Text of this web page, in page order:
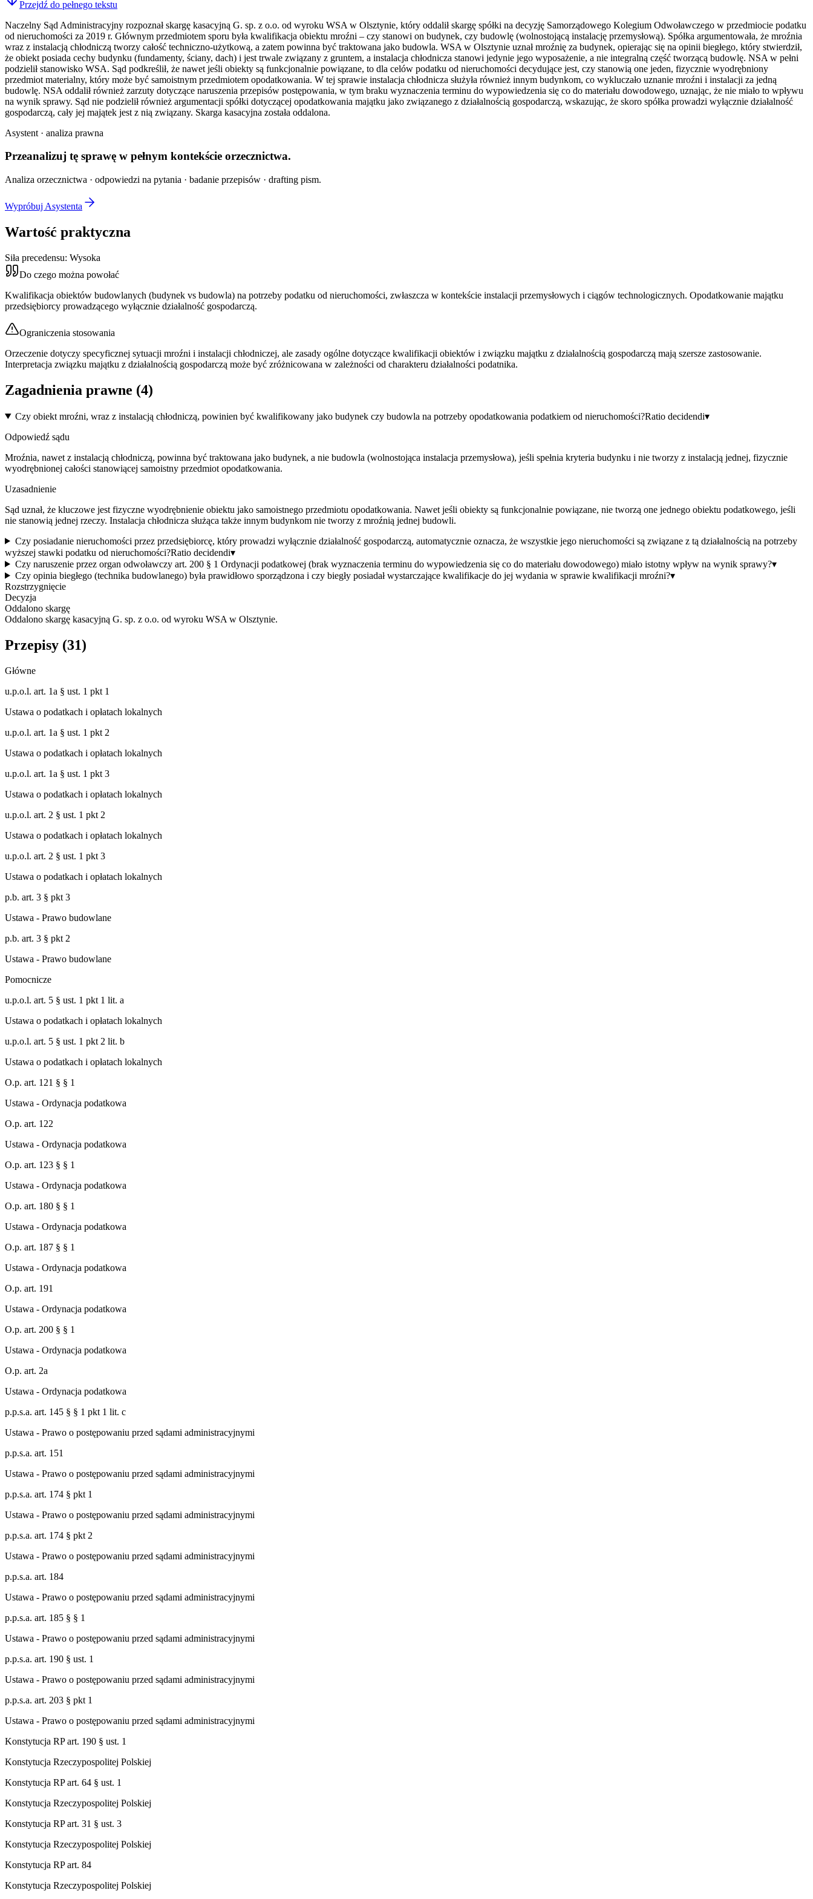
Przejdź do pełnego tekstu
Naczelny Sąd Administracyjny rozpoznał skargę kasacyjną G. sp. z o.o. od wyroku WSA w Olsztynie, który oddalił skargę spółki na decyzję Samorządowego Kolegium Odwoławczego w przedmiocie podatku
od nieruchomości za 2019 r. Głównym przedmiotem sporu była kwalifikacja obiektu mroźni – czy stanowi on budynek, czy budowlę (wolnostojącą instalację przemysłową). Spółka argumentowała, że mroźnia
wraz z instalacją chłodniczą tworzy całość techniczno-użytkową, a zatem powinna być traktowana jako budowla. WSA w Olsztynie uznał mroźnię za budynek, opierając się na opinii biegłego, który stwierdził,
że obiekt posiada cechy budynku (fundamenty, ściany, dach) i jest trwale związany z gruntem, a instalacja chłodnicza stanowi jedynie jego wyposażenie, a nie integralną część tworzącą budowlę. NSA w pełni
podzielił stanowisko WSA. Sąd podkreślił, że nawet jeśli obiekty są funkcjonalnie powiązane, to dla celów podatku od nieruchomości decydujące jest, czy stanowią one jeden, fizycznie wyodrębniony
przedmiot materialny, który może być samoistnym przedmiotem opodatkowania. W tej sprawie instalacja chłodnicza służyła również innym budynkom, co wykluczało uznanie mroźni i instalacji za jedną
budowlę. NSA oddalił również zarzuty dotyczące naruszenia przepisów postępowania, w tym braku wyznaczenia terminu do wypowiedzenia się co do materiału dowodowego, uznając, że nie miało to wpływu
na wynik sprawy. Sąd nie podzielił również argumentacji spółki dotyczącej opodatkowania majątku jako związanego z działalnością gospodarczą, wskazując, że skoro spółka prowadzi wyłącznie działalność
gospodarczą, cały jej majątek jest z nią związany. Skarga kasacyjna została oddalona.
Asystent · analiza prawna
Przeanalizuj tę sprawę w pełnym kontekście orzecznictwa.
Analiza orzecznictwa · odpowiedzi na pytania · badanie przepisów · drafting pism.
Wypróbuj Asystenta
Wartość praktyczna
Siła precedensu: Wysoka
Do czego można powołać
Kwalifikacja obiektów budowlanych (budynek vs budowla) na potrzeby podatku od nieruchomości, zwłaszcza w kontekście instalacji przemysłowych i ciągów technologicznych. Opodatkowanie majątku
przedsiębiorcy prowadzącego wyłącznie działalność gospodarczą.
Ograniczenia stosowania
Orzeczenie dotyczy specyficznej sytuacji mroźni i instalacji chłodniczej, ale zasady ogólne dotyczące kwalifikacji obiektów i związku majątku z działalnością gospodarczą mają szersze zastosowanie.
Interpretacja związku majątku z działalnością gospodarczą może być zróżnicowana w zależności od charakteru działalności podatnika.
Zagadnienia prawne (4)
Czy obiekt mroźni, wraz z instalacją chłodniczą, powinien być kwalifikowany jako budynek czy budowla na potrzeby opodatkowania podatkiem od nieruchomości?Ratio decidendi▾
Odpowiedź sądu
Mroźnia, nawet z instalacją chłodniczą, powinna być traktowana jako budynek, a nie budowla (wolnostojąca instalacja przemysłowa), jeśli spełnia kryteria budynku i nie tworzy z instalacją jednej, fizycznie
wyodrębnionej całości stanowiącej samoistny przedmiot opodatkowania.
Uzasadnienie
Sąd uznał, że kluczowe jest fizyczne wyodrębnienie obiektu jako samoistnego przedmiotu opodatkowania. Nawet jeśli obiekty są funkcjonalnie powiązane, nie tworzą one jednego obiektu podatkowego, jeśli
nie stanowią jednej rzeczy. Instalacja chłodnicza służąca także innym budynkom nie tworzy z mroźnią jednej budowli.
Czy posiadanie nieruchomości przez przedsiębiorcę, który prowadzi wyłącznie działalność gospodarczą, automatycznie oznacza, że wszystkie jego nieruchomości są związane z tą działalnością na potrzeby
wyższej stawki podatku od nieruchomości?Ratio decidendi▾
Czy naruszenie przez organ odwoławczy art. 200 § 1 Ordynacji podatkowej (brak wyznaczenia terminu do wypowiedzenia się co do materiału dowodowego) miało istotny wpływ na wynik sprawy?▾
Czy opinia biegłego (technika budowlanego) była prawidłowo sporządzona i czy biegły posiadał wystarczające kwalifikacje do jej wydania w sprawie kwalifikacji mroźni?▾
Rozstrzygnięcie
Decyzja
Oddalono skargę
Oddalono skargę kasacyjną G. sp. z o.o. od wyroku WSA w Olsztynie.
Przepisy (31)
Główne
u.p.o.l. art. 1a § ust. 1 pkt 1
Ustawa o podatkach i opłatach lokalnych
u.p.o.l. art. 1a § ust. 1 pkt 2
Ustawa o podatkach i opłatach lokalnych
u.p.o.l. art. 1a § ust. 1 pkt 3
Ustawa o podatkach i opłatach lokalnych
u.p.o.l. art. 2 § ust. 1 pkt 2
Ustawa o podatkach i opłatach lokalnych
u.p.o.l. art. 2 § ust. 1 pkt 3
Ustawa o podatkach i opłatach lokalnych
p.b. art. 3 § pkt 3
Ustawa - Prawo budowlane
p.b. art. 3 § pkt 2
Ustawa - Prawo budowlane
Pomocnicze
u.p.o.l. art. 5 § ust. 1 pkt 1 lit. a
Ustawa o podatkach i opłatach lokalnych
u.p.o.l. art. 5 § ust. 1 pkt 2 lit. b
Ustawa o podatkach i opłatach lokalnych
O.p. art. 121 § § 1
Ustawa - Ordynacja podatkowa
O.p. art. 122
Ustawa - Ordynacja podatkowa
O.p. art. 123 § § 1
Ustawa - Ordynacja podatkowa
O.p. art. 180 § § 1
Ustawa - Ordynacja podatkowa
O.p. art. 187 § § 1
Ustawa - Ordynacja podatkowa
O.p. art. 191
Ustawa - Ordynacja podatkowa
O.p. art. 200 § § 1
Ustawa - Ordynacja podatkowa
O.p. art. 2a
Ustawa - Ordynacja podatkowa
p.p.s.a. art. 145 § § 1 pkt 1 lit. c
Ustawa - Prawo o postępowaniu przed sądami administracyjnymi
p.p.s.a. art. 151
Ustawa - Prawo o postępowaniu przed sądami administracyjnymi
p.p.s.a. art. 174 § pkt 1
Ustawa - Prawo o postępowaniu przed sądami administracyjnymi
p.p.s.a. art. 174 § pkt 2
Ustawa - Prawo o postępowaniu przed sądami administracyjnymi
p.p.s.a. art. 184
Ustawa - Prawo o postępowaniu przed sądami administracyjnymi
p.p.s.a. art. 185 § § 1
Ustawa - Prawo o postępowaniu przed sądami administracyjnymi
p.p.s.a. art. 190 § ust. 1
Ustawa - Prawo o postępowaniu przed sądami administracyjnymi
p.p.s.a. art. 203 § pkt 1
Ustawa - Prawo o postępowaniu przed sądami administracyjnymi
Konstytucja RP art. 190 § ust. 1
Konstytucja Rzeczypospolitej Polskiej
Konstytucja RP art. 64 § ust. 1
Konstytucja Rzeczypospolitej Polskiej
Konstytucja RP art. 31 § ust. 3
Konstytucja Rzeczypospolitej Polskiej
Konstytucja RP art. 84
Konstytucja Rzeczypospolitej Polskiej